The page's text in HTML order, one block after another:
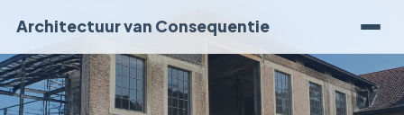
Architectuur van Consequentie